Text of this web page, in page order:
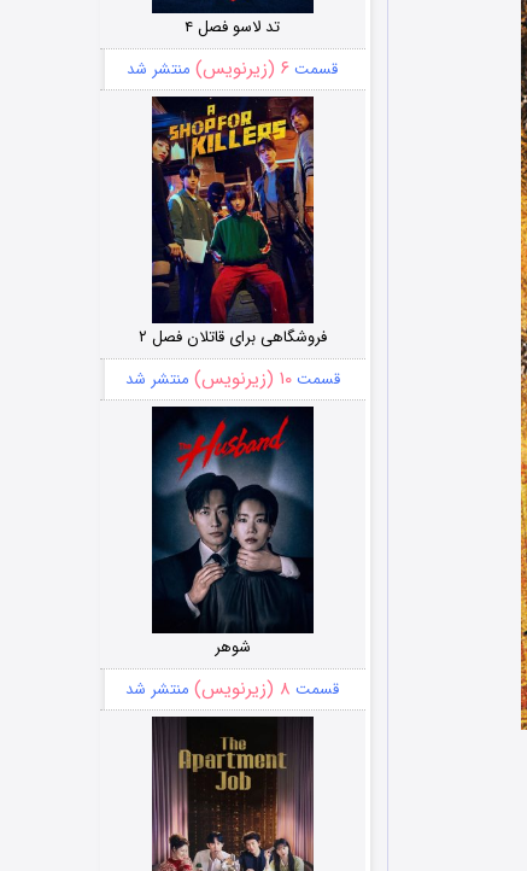
تد لاسو فصل ۴
قسمت ۶ (زیرنویس) منتشر شد
فروشگاهی برای قاتلان فصل ۲
قسمت۱۰ (زیرنویس) منتشر شد
شوهر
قسمت ۸ (زیرنویس) منتشر شد